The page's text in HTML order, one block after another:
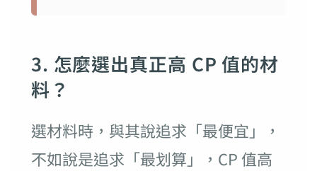
3. 怎麼選出真正高 CP 值的材
料？
選材料時，與其說追求「最便宜」，
不如說是追求「最划算」，CP 值高